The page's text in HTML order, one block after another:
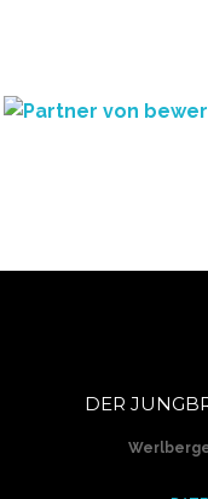
DER